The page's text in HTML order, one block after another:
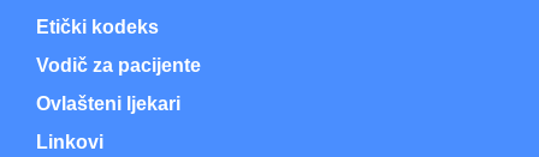
Etički kodeks
Vodič za pacijente
Ovlašteni ljekari
Linkovi